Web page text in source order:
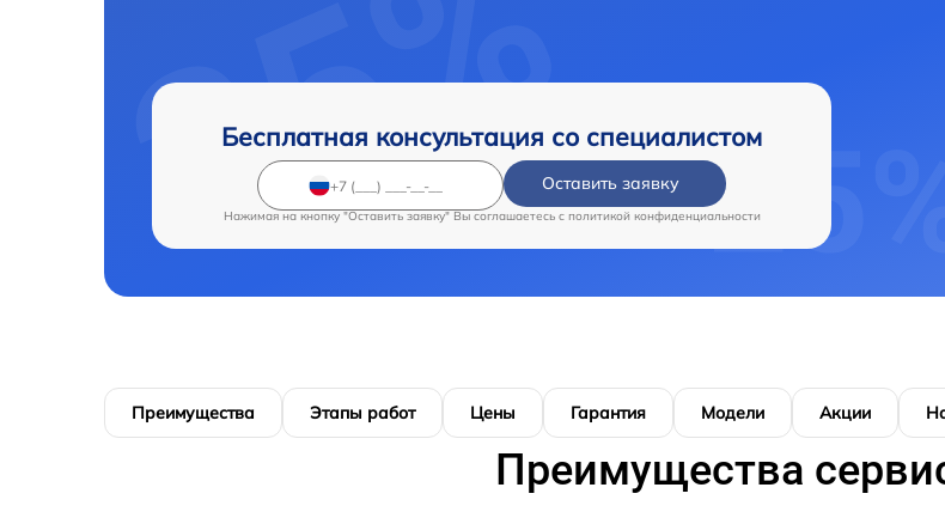
Бесплатная консультация со специалистом
Оставить заявку
Нажимая на кнопку "Оставить заявку" Вы соглашаетесь c политикой конфиденциальности
Преимущества Этапы работ Цены Гарантия Модели Акции
Преимущества